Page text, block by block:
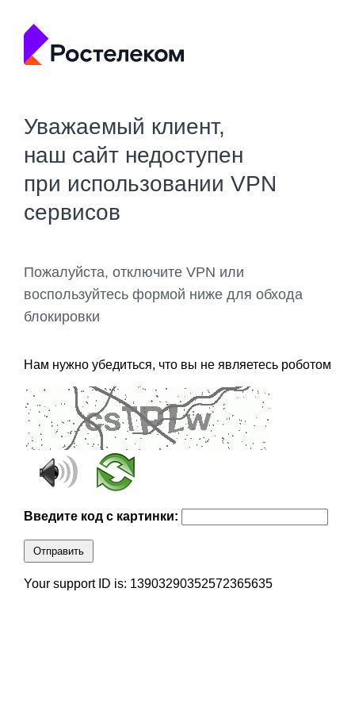
Уважаемый клиент,
наш сайт недоступен
при использовании VPN
сервисов
Пожалуйста, отключите VPN или
воспользуйтесь формой ниже для обхода
блокировки
Нам нужно убедиться, что вы не являетесь роботом
Введите код с картинки:
Отправить
Your support ID is: 13903290352572365635